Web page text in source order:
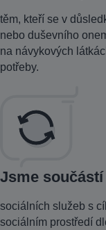
těm, kteří se v
nebo duševního
na návykových
potřeby.
Jsme
sociálních služeb s
sociálním prostředí